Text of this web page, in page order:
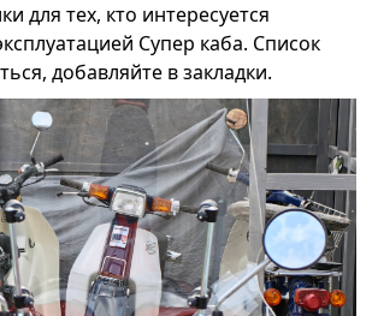
для тех, кто интересуется
Супер каба. Список
добавляйте в закладки.